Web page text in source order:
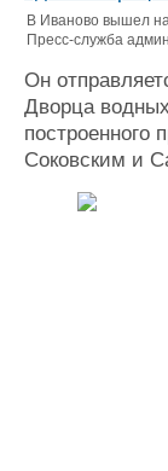
Реклама
Конференции
Выставки и
Личности
Словарь
В Иваново вышел
Пресс-служба
Он
Дворца
Соковским и